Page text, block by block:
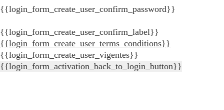
{{login_form_create_user_confirm_password}}
{{login_form_create_user_confirm_label}}
{{login_form_create_user_terms_conditions}}
{{login_form_create_user_vigentes}}
{{login_form_activation_back_to_login_button}}